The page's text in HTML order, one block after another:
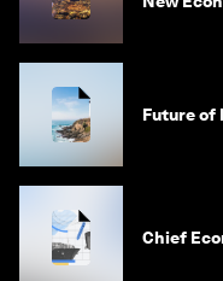
Future of
Chief